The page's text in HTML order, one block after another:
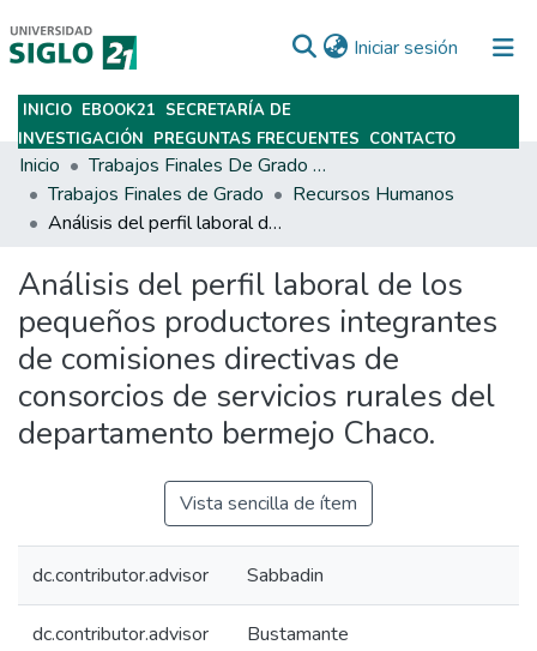
Iniciar sesión (current)
Subir
INICIO EBOOK21 SECRETARÍA DE
INVESTIGACIÓN PREGUNTAS FRECUENTES CONTACTO
Inicio
Trabajos Finales De Grado Y Posgrado
Trabajos Finales de Grado
Recursos Humanos
Análisis del perfil laboral de los pequeños productores integrantes de comisiones directivas de consorcios de servicios rurales del departamento bermejo Chaco.
Análisis del perfil laboral de los
pequeños productores integrantes
de comisiones directivas de
consorcios de servicios rurales del
departamento bermejo Chaco.
Vista sencilla de ítem
dc.contributor.advisor Sabbadin
dc.contributor.advisor Bustamante